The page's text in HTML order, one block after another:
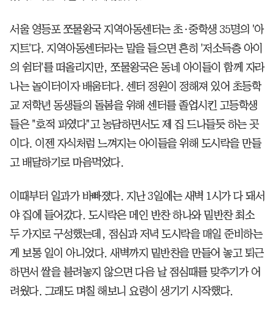
서울 영등포 쪼물왕국 지역아동센터는 초·중학생 35명의 '아
지트'다. 지역아동센터라는 말을 들으면 흔히 '저소득층 아이
의 쉼터'를 떠올리지만, 쪼물왕국은 동네 아이들이 함께 자라
나는 놀이터이자 배움터다. 센터 정원이 정해져 있어 초등학
교 저학년 동생들의 돌봄을 위해 센터를 졸업시킨 고등학생
들은 "호적 파였다"고 농담하면서도 제 집 드나들듯 하는 곳
이다. 이젠 자식처럼 느껴지는 아이들을 위해 도시락을 만들
고 배달하기로 마음먹었다.
이때부터 일과가 바빠졌다. 지난 3일에는 새벽 1시가 다 돼서
야 집에 들어갔다. 도시락은 메인 반찬 하나와 밑반찬 최소
두 가지로 구성했는데, 점심과 저녁 도시락을 매일 준비하는
게 보통 일이 아니었다. 새벽까지 밑반찬을 만들어 놓고 퇴근
하면서 쌀을 불려놓지 않으면 다음 날 점심때를 맞추기가 어
려웠다. 그래도 며칠 해보니 요령이 생기기 시작했다.